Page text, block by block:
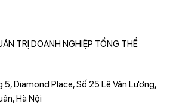
5, Diamond Place, Số 25 Lê Văn Lương,
Hà Nội
TRỊ DOANH NGHIỆP TỔNG THỂ